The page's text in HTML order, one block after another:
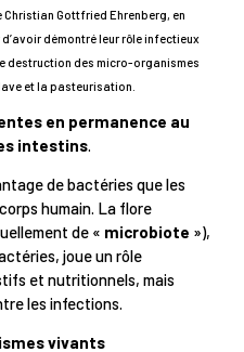
Gottfried Ehrenberg, en
d’avoir démontré leur rôle infectieux
destruction des micro-organismes
et la pasteurisation.
en permanence au
intestins.
de bactéries que les
humain. La flore
de « microbiote »),
joue un rôle
et nutritionnels, mais
les infections.
vivants